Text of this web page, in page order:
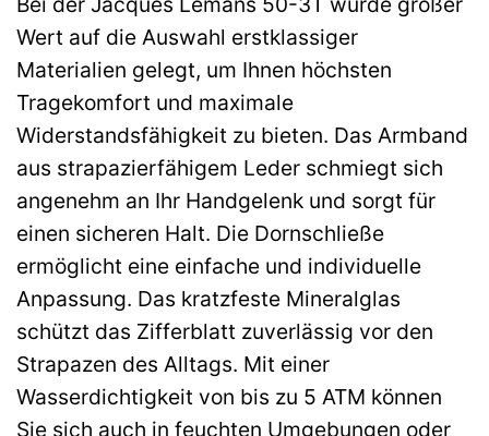
Wert auf die Auswahl erstklassiger
Materialien gelegt, um Ihnen höchsten
Tragekomfort und maximale
Widerstandsfähigkeit zu bieten. Das Armband
aus strapazierfähigem Leder schmiegt sich
angenehm an Ihr Handgelenk und sorgt für
einen sicheren Halt. Die Dornschließe
ermöglicht eine einfache und individuelle
Anpassung. Das kratzfeste Mineralglas
schützt das Zifferblatt zuverlässig vor den
Strapazen des Alltags. Mit einer
Wasserdichtigkeit von bis zu 5 ATM können
Sie sich auch in feuchten Umgebungen oder